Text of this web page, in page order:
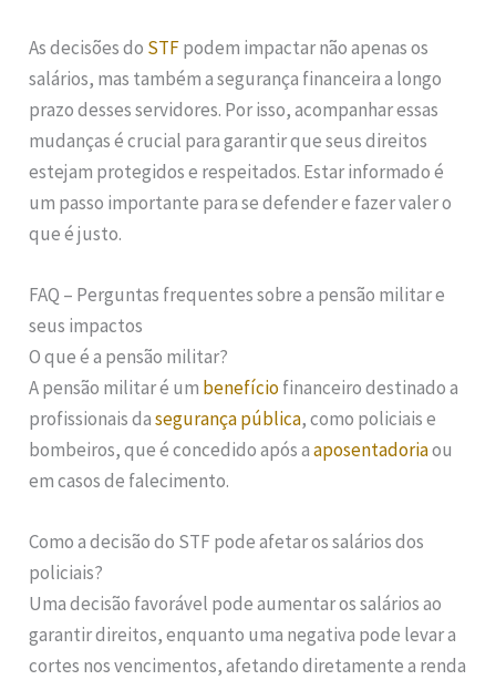
As decisões do STFpodem impactar não apenas os
salários, mas também a segurança financeira a longo
prazo desses servidores. Por isso, acompanhar essas
mudanças é crucial para garantir que seus direitos
estejam protegidos e respeitados. Estar informado é
um passo importante para se defender e fazer valer o
que é justo.
FAQ – Perguntas frequentes sobre a pensão militar e
seus impactos
O que é a pensão militar?
A pensão militar é um benefíciofinanceiro destinado a
profissionais dasegurança pública, como policiais e
bombeiros, que é concedido após aaposentadoriaou
em casos de falecimento.
Como a decisão do STF pode afetar os salários dos
policiais?
Uma decisão favorável pode aumentar os salários ao
garantir direitos, enquanto uma negativa pode levar a
cortes nos vencimentos, afetando diretamente a renda